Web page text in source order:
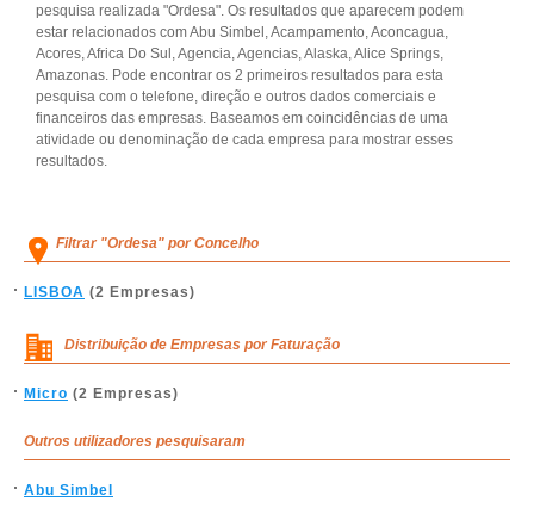
pesquisa realizada "Ordesa". Os resultados que aparecem podem
estar relacionados com Abu Simbel, Acampamento, Aconcagua,
Acores, Africa Do Sul, Agencia, Agencias, Alaska, Alice Springs,
Amazonas. Pode encontrar os 2 primeiros resultados para esta
pesquisa com o telefone, direção e outros dados comerciais e
financeiros das empresas. Baseamos em coincidências de uma
atividade ou denominação de cada empresa para mostrar esses
resultados.
Filtrar "Ordesa" por Concelho
LISBOA (2 Empresas)
Distribuição de Empresas por Faturação
Micro (2 Empresas)
Outros utilizadores pesquisaram
Abu Simbel